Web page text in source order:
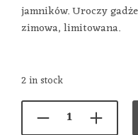
jamników. Uroczy
zimowa, limitowana.
2 in stock